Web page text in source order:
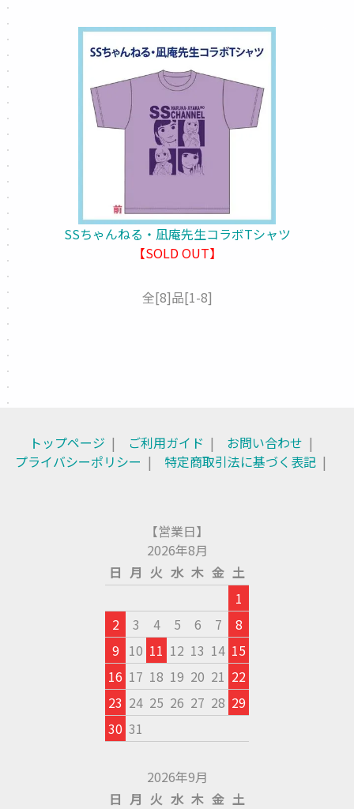
SSちゃんねる・凪庵先生コラボTシャツ
【SOLD OUT】
全[8]品[1-8]
トップページ ご利用ガイド
お問い合わせ
プライバシーポリシー
特定商取引法に基づく表記
【営業日】
2026年8月
日 月 火 水 木 金 土
1
2
3 4 5 6 7
8
9 10 11 12 13 14 15
16 17 18 19 20 21 22
23 24 25 26 27 28 29
30 31
2026年9月
日 月 火 水 木 金 土